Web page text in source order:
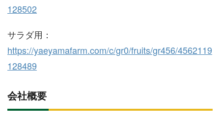
128502
サラダ用：
https://yaeyamafarm.com/c/gr0/fruits/gr456/4562119
128489
会社概要